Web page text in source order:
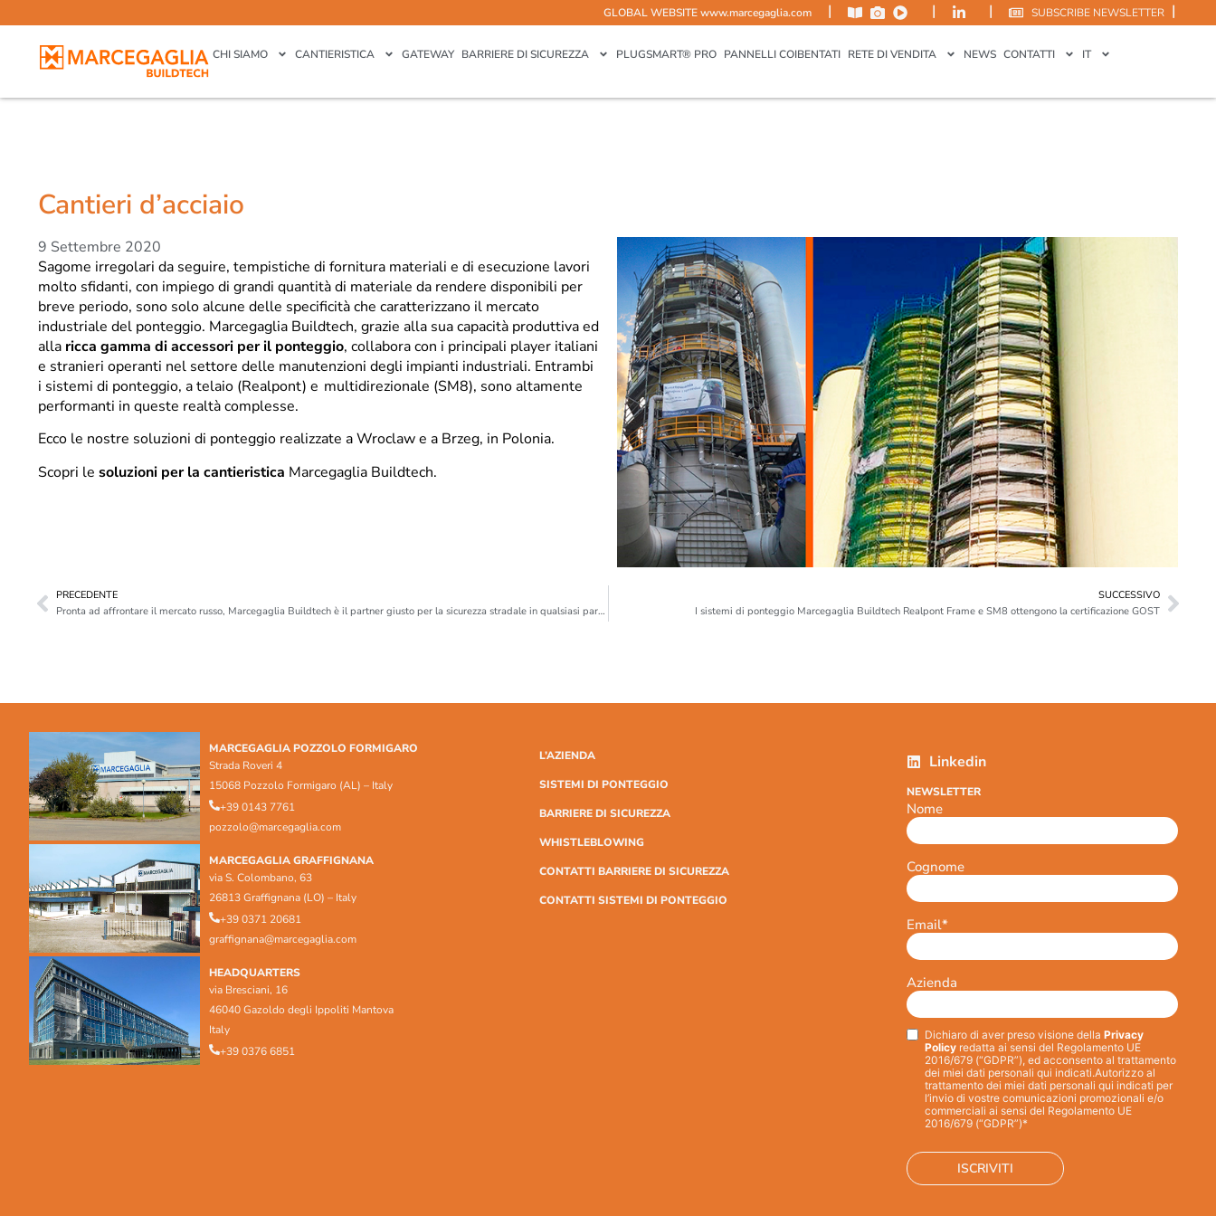
GLOBAL WEBSITEwww.marcegaglia.com | | | SUBSCRIBE NEWSLETTER |
CHI SIAMO CANTIERISTICA GATEWAY BARRIERE DI SICUREZZA PLUGSMART® PRO PANNELLI COIBENTATI RETE DI VENDITA NEWS CONTATTI IT
Cantieri d’acciaio
9 Settembre 2020
Sagome irregolari da seguire, tempistiche di fornitura materiali e di esecuzione lavori
molto sfidanti, con impiego di grandi quantità di materiale da rendere disponibili per
breve periodo, sono solo alcune delle specificità che caratterizzano il mercato
industriale del ponteggio. Marcegaglia Buildtech, grazie alla sua capacità produttiva ed
alla ricca gamma di accessori per il ponteggio, collabora con i principali player italiani
e stranieri operanti nel settore delle manutenzioni degli impianti industriali. Entrambi
i sistemi di ponteggio, a telaio (Realpont) e multidirezionale (SM8), sono altamente
performanti in queste realtà complesse.
Ecco le nostre soluzioni di ponteggio realizzate a Wroclaw e a Brzeg, in Polonia.
Scopri le soluzioni per la cantieristica Marcegaglia Buildtech.
PRECEDENTE
Pronta ad affrontare il mercato russo, Marcegaglia Buildtech è il partner giusto per la sicurezza stradale in qualsiasi parte del mondo.
SUCCESSIVO
I sistemi di ponteggio Marcegaglia Buildtech Realpont Frame e SM8 ottengono la certificazione GOST
MARCEGAGLIA POZZOLO FORMIGARO
Strada Roveri 4
15068 Pozzolo Formigaro (AL) – Italy
+39 0143 7761
pozzolo@marcegaglia.com
MARCEGAGLIA GRAFFIGNANA
via S. Colombano, 63
26813 Graffignana (LO) – Italy
+39 0371 20681
graffignana@marcegaglia.com
HEADQUARTERS
via Bresciani, 16
46040 Gazoldo degli Ippoliti Mantova
Italy
+39 0376 6851
L’AZIENDA
SISTEMI DI PONTEGGIO
BARRIERE DI SICUREZZA
WHISTLEBLOWING
CONTATTI BARRIERE DI SICUREZZA
CONTATTI SISTEMI DI PONTEGGIO
Linkedin
NEWSLETTER
Nome
Cognome
Email*
Azienda
Privacy*
Dichiaro di aver preso visione della Privacy
Policy redatta ai sensi del Regolamento UE
2016/679 (“GDPR”), ed acconsento al trattamento
dei miei dati personali qui indicati.Autorizzo al
trattamento dei miei dati personali qui indicati per
l’invio di vostre comunicazioni promozionali e/o
commerciali ai sensi del Regolamento UE
2016/679 (“GDPR”)*